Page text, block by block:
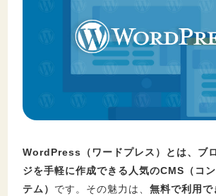
セキュリティ
WordPress（ワードプレス）とは、ブ
ジを手軽に作成できる人気のCMS（コ
テム） です。その魅力は、 無料で利用で